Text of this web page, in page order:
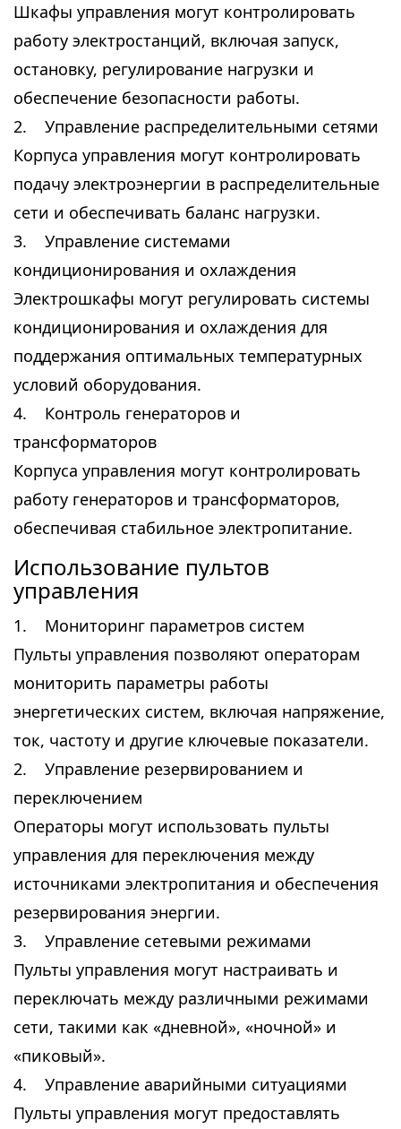
Шкафы управления могут контролировать
работу электростанций, включая запуск,
остановку, регулирование нагрузки и
обеспечение безопасности работы.
2. Управление распределительными сетями
Корпуса управления могут контролировать
подачу электроэнергии в распределительные
сети и обеспечивать баланс нагрузки.
3. Управление системами
кондиционирования и охлаждения
Электрошкафы могут регулировать системы
кондиционирования и охлаждения для
поддержания оптимальных температурных
условий оборудования.
4. Контроль генераторов и
трансформаторов
Корпуса управления могут контролировать
работу генераторов и трансформаторов,
обеспечивая стабильное электропитание.
Использование пультов
управления
1. Мониторинг параметров систем
Пульты управления позволяют операторам
мониторить параметры работы
энергетических систем, включая напряжение,
ток, частоту и другие ключевые показатели.
2. Управление резервированием и
переключением
Операторы могут использовать пульты
управления для переключения между
источниками электропитания и обеспечения
резервирования энергии.
3. Управление сетевыми режимами
Пульты управления могут настраивать и
переключать между различными режимами
сети, такими как «дневной», «ночной» и
«пиковый».
4. Управление аварийными ситуациями
Пульты управления могут предоставлять